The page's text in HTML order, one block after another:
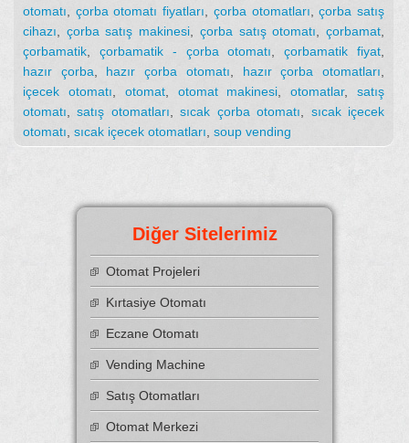
otomatı, çorba otomatı fiyatları, çorba otomatları,çorba satış
cihazı, çorba satış makinesi, çorba satış otomatı,çorbamat,
çorbamatik, çorbamatik - çorba otomatı,çorbamatik fiyat,
hazır çorba, hazır çorba otomatı, hazır çorba otomatları,
içecek otomatı, otomat, otomat makinesi,otomatlar,satış
otomatı,satış otomatları,sıcak çorba otomatı, sıcak içecek
otomatı, sıcak içecek otomatları, soup vending
Diğer Sitelerimiz
Otomat Projeleri
Kırtasiye Otomatı
Eczane Otomatı
Vending Machine
Satış Otomatları
Otomat Merkezi